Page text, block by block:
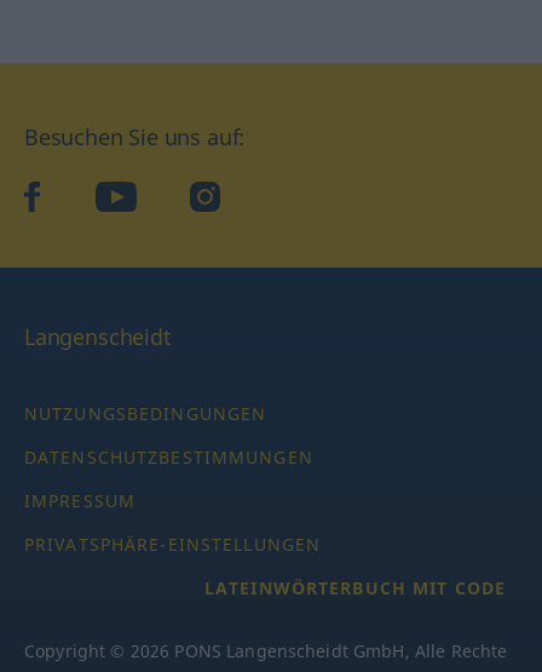
Besuchen Sie uns auf:
facebookYouTube Instagram
Langenscheidt
NUTZUNGSBEDINGUNGEN
DATENSCHUTZBESTIMMUNGEN
IMPRESSUM
PRIVATSPHÄRE-EINSTELLUNGEN
LATEINWÖRTERBUCH MIT CODE
Copyright © 2026 PONS Langenscheidt GmbH, Alle Rechte